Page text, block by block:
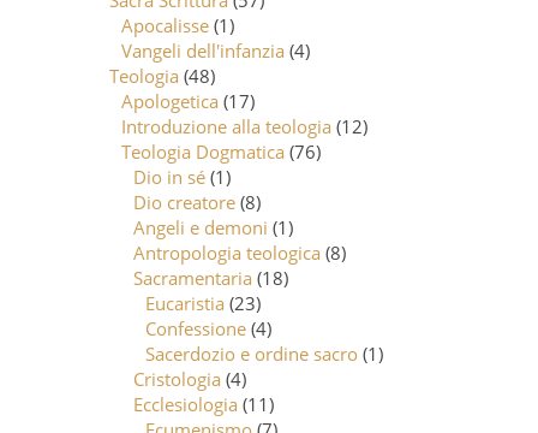
Apocalisse (1)
Vangeli dell'infanzia (4)
Teologia (48)
Apologetica (17)
Introduzione alla teologia (12)
Teologia Dogmatica (76)
Dio in sé (1)
Dio creatore (8)
Angeli e demoni (1)
Antropologia teologica (8)
Sacramentaria (18)
Eucaristia (23)
Confessione (4)
Sacerdozio e ordine sacro (1)
Cristologia (4)
Ecclesiologia (11)